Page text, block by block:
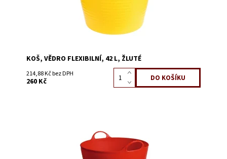
KOŠ, VĚDRO FLEXIBILNÍ, 42 L, ŽLUTÉ
214,88 Kč bez DPH
260 Kč